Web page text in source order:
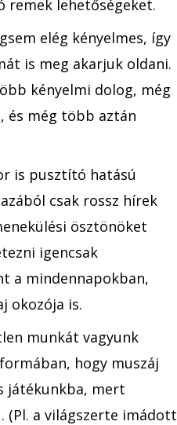
remek lehetőségeket.
elég kényelmes, így
is meg akarjuk oldani.
kényelmi dolog, még
és még több aztán
is pusztító hatású
csak rossz hírek
ösztönöket
igencsak
a mindennapokban,
okozója is.
munkát vagyunk
hogy muszáj
játékunkba, mert
(Pl. a világszerte imádott